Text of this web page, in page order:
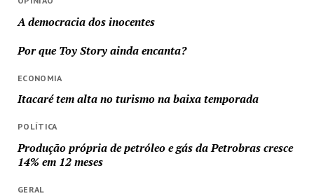
A democracia dos inocentes
Por que Toy Story ainda encanta?
ECONOMIA
Itacaré tem alta no turismo na baixa temporada
POLÍTICA
Produção própria de petróleo e gás da Petrobras cresce
14% em 12 meses
GERAL